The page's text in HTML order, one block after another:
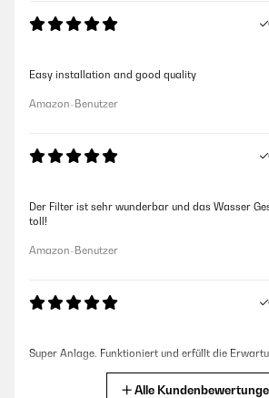
Easy installation and good quality
Amazon-Benutzer
Der Filter ist sehr wunderbar und das Wasser
toll!
Amazon-Benutzer
Super Anlage. Funktioniert und erfüllt die
Alle